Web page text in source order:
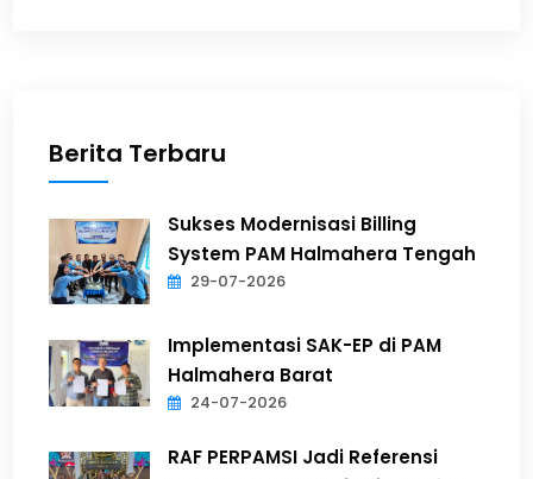
Berita Terbaru
Sukses Modernisasi Billing
System PAM Halmahera Tengah
29-07-2026
Implementasi SAK-EP di PAM
Halmahera Barat
24-07-2026
RAF PERPAMSI Jadi Referensi